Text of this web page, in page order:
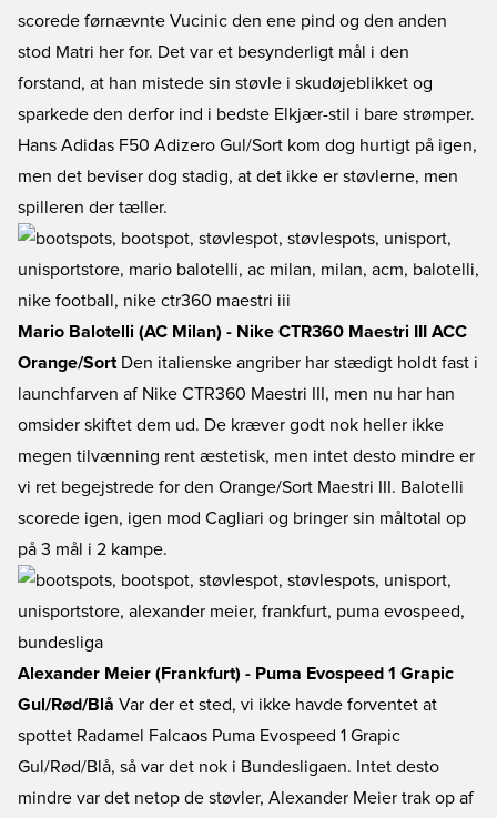
scorede førnævnte Vucinic den ene pind og den anden
stod Matri her for. Det var et besynderligt mål i den
forstand, at han mistede sin støvle i skudøjeblikket og
sparkede den derfor ind i bedste Elkjær-stil i bare strømper.
Hans Adidas F50 Adizero Gul/Sort kom dog hurtigt på igen,
men det beviser dog stadig, at det ikke er støvlerne, men
spilleren der tæller.
Mario Balotelli (AC Milan) - Nike CTR360 Maestri III ACC
Orange/Sort Den italienske angriber har stædigt holdt fast i
launchfarven af Nike CTR360 Maestri III, men nu har han
omsider skiftet dem ud. De kræver godt nok heller ikke
megen tilvænning rent æstetisk, men intet desto mindre er
vi ret begejstrede for den Orange/Sort Maestri III. Balotelli
scorede igen, igen mod Cagliari og bringer sin måltotal op
på 3 mål i 2 kampe.
Alexander Meier (Frankfurt) - Puma Evospeed 1 Grapic
Gul/Rød/Blå Var der et sted, vi ikke havde forventet at
spottet Radamel Falcaos Puma Evospeed 1 Grapic
Gul/Rød/Blå, så var det nok i Bundesligaen. Intet desto
mindre var det netop de støvler, Alexander Meier trak op af